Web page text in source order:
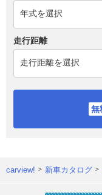
走行距離
carview! 新車カタログ